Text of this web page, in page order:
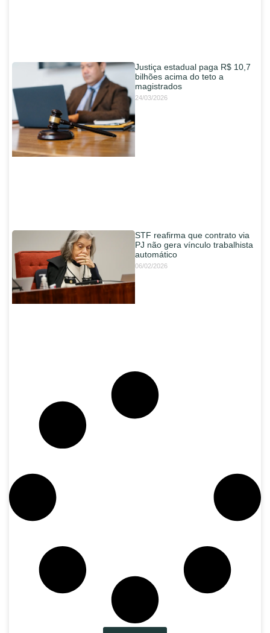
Justiça estadual paga R$ 10,7
bilhões acima do teto a
magistrados
24/03/2026
STF reafirma que contrato via
PJ não gera vínculo trabalhista
automático
06/02/2026